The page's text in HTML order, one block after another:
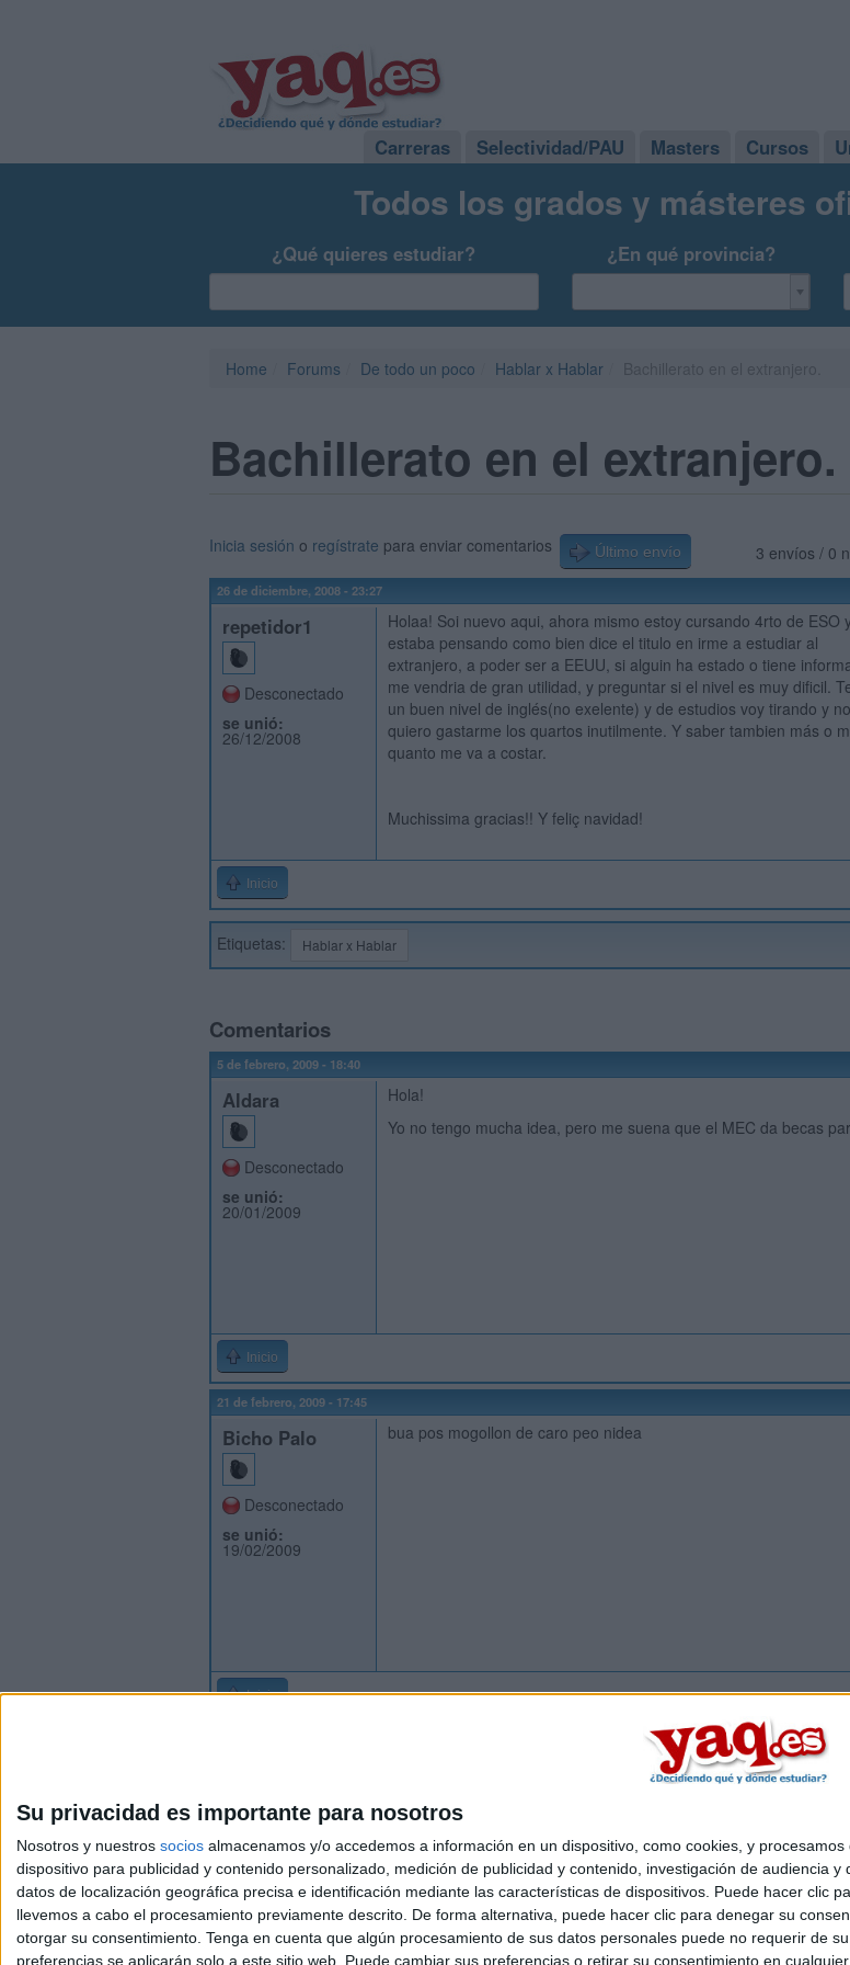
Su privacidad es importante para nosotros
Nosotros y nuestros socios almacenamos y/o accedemos a información en un dispositivo, como cookies, y
dispositivo para publicidad y contenido personalizado, medición de publicidad y contenido, investigación de audiencia y
datos de localización geográfica precisa e identificación mediante las características de dispositivos. Puede hacer clic
llevemos a cabo el procesamiento previamente descrito. De forma alternativa, puede hacer clic para denegar su
otorgar su consentimiento. Tenga en cuenta que algún procesamiento de sus datos personales puede no requerir de
preferencias se aplicarán solo a este sitio web. Puede cambiar sus preferencias o retirar su consentimiento en
Carreras Selectividad/PAU Masters Cursos
Todos los grados y másteres
¿Qué quieres estudiar? ¿En qué provincia?
Home Forums De todo un poco Hablar x Hablar
Bachillerato en el extranjero.
3 envíos / 0
Inicia sesión o regístrate para enviar comentarios Último envío
26 de diciembre, 2008 - 23:27
repetidor1
Desconectado
se unió:
26/12/2008
Holaa! Soi nuevo aqui, ahora mismo estoy cursando 4rto de ESO
estaba pensando como bien dice el titulo en irme a estudiar al
extranjero, a poder ser a EEUU, si alguin ha estado o tiene
me vendria de gran utilidad, y preguntar si el nivel es muy dificil.
un buen nivel de inglés(no exelente) y de estudios voy tirando y no
quiero gastarme los quartos inutilmente. Y saber tambien más o
quanto me va a costar.
Muchissima gracias!! Y feliç navidad!
Inicio
Etiquetas: Hablar x Hablar
Comentarios
5 de febrero, 2009 - 18:40
Aldara
Desconectado
se unió:
20/01/2009
Hola!
Yo no tengo mucha idea, pero me suena que el MEC da becas
Inicio
21 de febrero, 2009 - 17:45
Bicho Palo
Desconectado
se unió:
19/02/2009
bua pos mogollon de caro peo nidea
Inicio
Quiénes somos|Contactar|
Aviso legal|Politica de privacidad|Condiciones
© 2003-2026Compás Mediterráneo S.L.- Diego de León 47 - 28006